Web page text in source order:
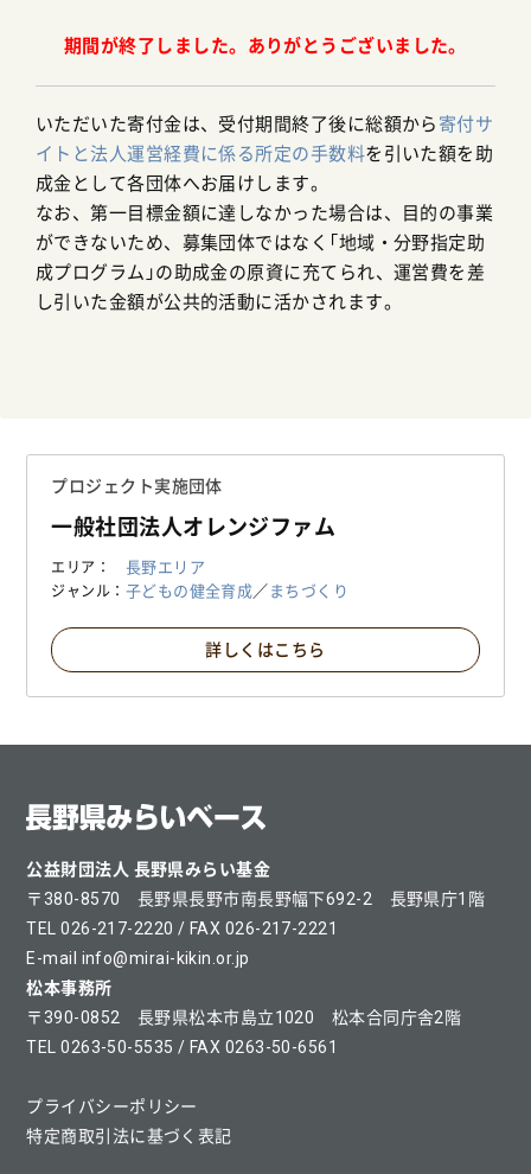
期間が終了しました。ありがとうございました。
いただいた寄付金は、受付期間終了後に総額から 寄付サ
イトと法人運営経費に係る所定の手数料を引いた額を助
成金として各団体へお届けします。
なお、第一目標金額に達しなかった場合は、目的の事業
ができないため、募集団体ではなく「地域・分野指定助
成プログラム」の助成金の原資に充てられ、運営費を差
し引いた金額が公共的活動に活かされます。
プロジェクト実施団体
一般社団法人オレンジファム
エリア 長野エリア
ジャンル 子どもの健全育成 ／ まちづくり
詳しくはこちら
公益財団法人 長野県みらい基金
〒380-8570 長野県長野市南長野幅下692-2 長野県庁1階
TEL 026-217-2220 / FAX 026-217-2221
E-mail info@mirai-kikin.or.jp
松本事務所
〒390-0852 長野県松本市島立1020 松本合同庁舎2階
TEL 0263-50-5535 / FAX 0263-50-6561
プライバシーポリシー
特定商取引法に基づく表記